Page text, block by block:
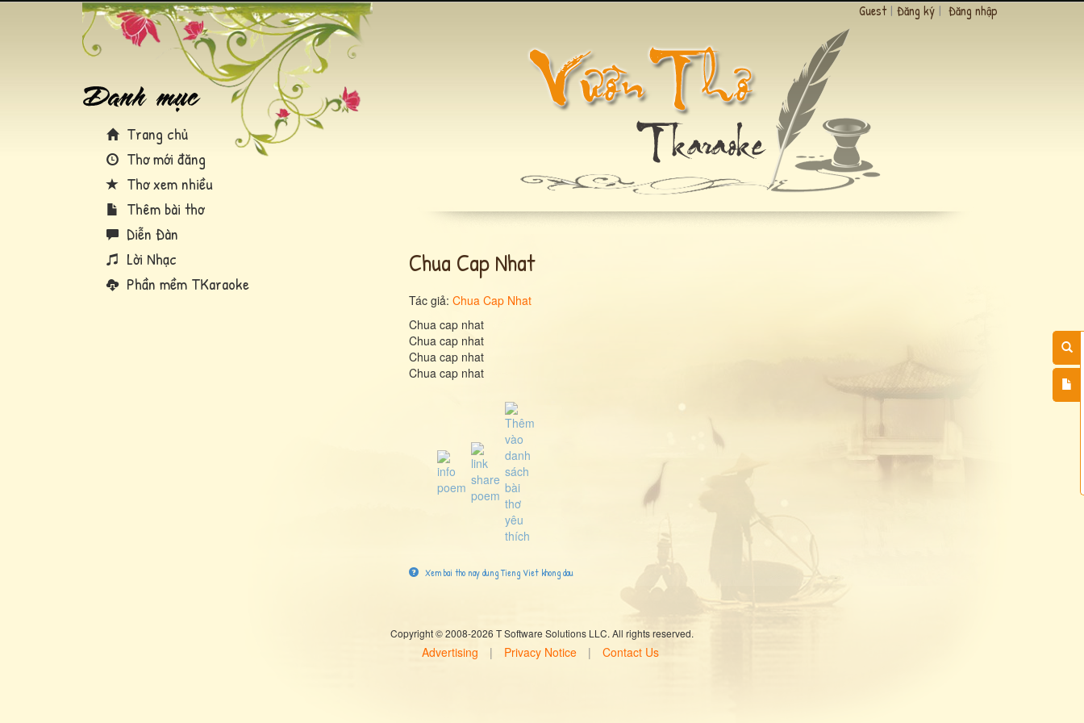
Trang chủ
Thơ mới đăng
Thơ xem nhiều
Thêm bài thơ
Diễn Đàn
Lời Nhạc
Phần mềm TKaraoke
Guest | Đăng ký | Đăng nhập
Chua Cap Nhat
Tác giả: Chua Cap Nhat
Chua cap nhat
Chua cap nhat
Chua cap nhat
Chua cap nhat
Xem bai tho nay dung Tieng Viet khong dau
Copyright © 2008-2026 T Software Solutions LLC. All rights reserved.
Advertising | Privacy Notice | Contact Us